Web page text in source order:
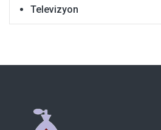
Televizyon